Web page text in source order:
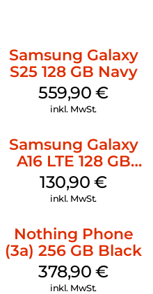
Samsung Galaxy
S25 128 GB Navy
559,90€
inkl. MwSt.
Samsung Galaxy
A16 LTE 128 GB
Black
130,90€
inkl. MwSt.
Nothing Phone
(3a) 256 GB Black
378,90€
inkl. MwSt.